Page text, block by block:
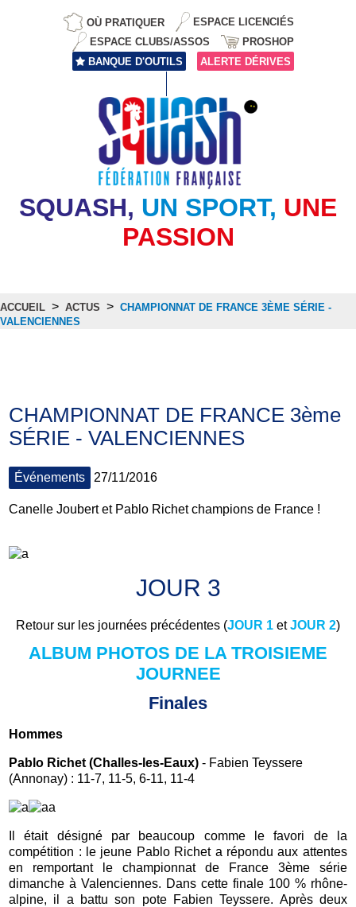
OÙ PRATIQUER
ESPACE LICENCIÉS
ESPACE CLUBS/ASSOS
PROSHOP
BANQUE D'OUTILS
ALERTE DÉRIVES
SQUASH, UN SPORT, UNE
PASSION
ACCUEIL > ACTUS > CHAMPIONNAT DE FRANCE 3ÈME SÉRIE -
VALENCIENNES
CHAMPIONNAT DE FRANCE 3ème
SÉRIE - VALENCIENNES
Événements 27/11/2016
Canelle Joubert et Pablo Richet champions de France !
JOUR 3
Retour sur les journées précédentes (JOUR 1 etJOUR 2)
ALBUM PHOTOS DE LA TROISIEME
JOURNEE
Finales
Hommes
Pablo Richet (Challes-les-Eaux) - Fabien Teyssere
(Annonay) : 11-7, 11-5, 6-11, 11-4
Il était désigné par beaucoup comme le favori de la
compétition : le jeune Pablo Richet a répondu aux attentes
en remportant le championnat de France 3ème série
dimanche à Valenciennes. Dans cette finale 100 % rhône-
alpine, il a battu son pote Fabien Teyssere. Après deux